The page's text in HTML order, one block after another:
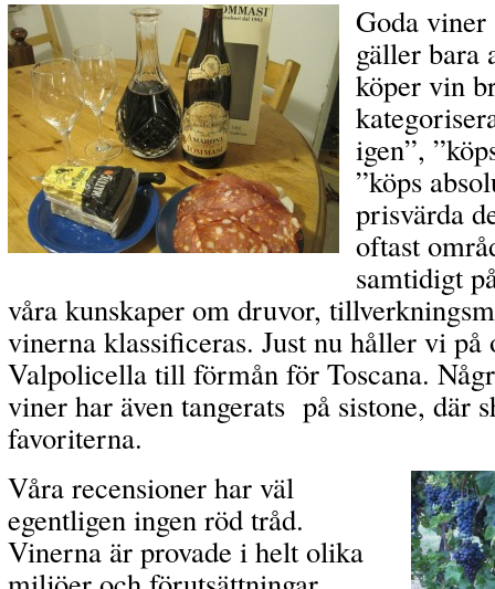
Goda
gäller bara
köper vin
igen”,
”köps
prisvärda
oftast
samtidigt
våra kunskaper om druvor,
vinerna klassificeras. Just nu håller vi på
Valpolicella till förmån för Toscana.
viner har även tangerats på sistone, där
favoriterna.
Våra recensioner har väl
egentligen ingen röd tråd.
Vinerna är provade i helt olika